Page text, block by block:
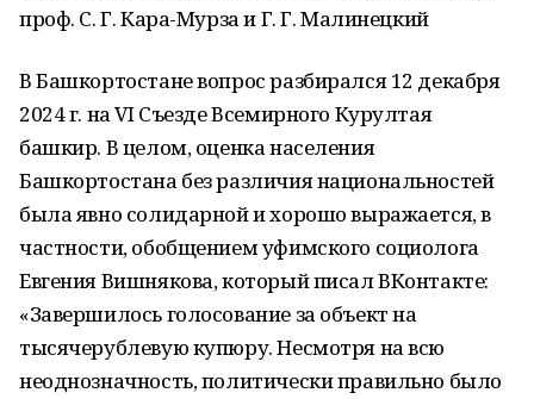
проф. С. Г. Кара-Мурза и Г. Г. Малинецкий
В Башкортостане вопрос разбирался 12 декабря
2024 г. на VI Съезде Всемирного Курултая
башкир. В целом, оценка населения
Башкортостана без различия национальностей
была явно солидарной и хорошо выражается, в
частности, обобщением уфимского социолога
Евгения Вишнякова, который писал ВКонтакте:
«Завершилось голосование за объект на
тысячерублевую купюру. Несмотря на всю
неоднозначность, политически правильно было